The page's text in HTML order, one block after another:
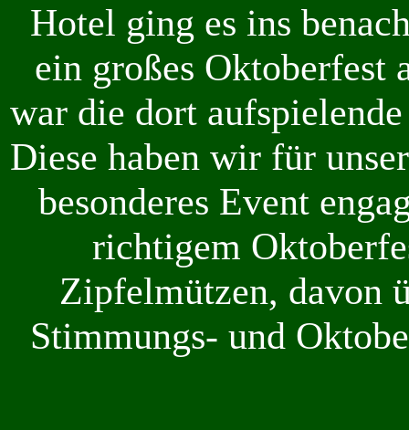
Hotel ging es ins
ein großes Oktoberfest
war die dort
Diese haben wir für
besonderes Event
richtigem
Zipfelmützen, davon
Stimmungs- und